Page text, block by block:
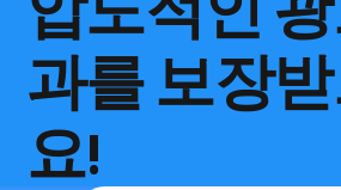
과를 보장
요!
대